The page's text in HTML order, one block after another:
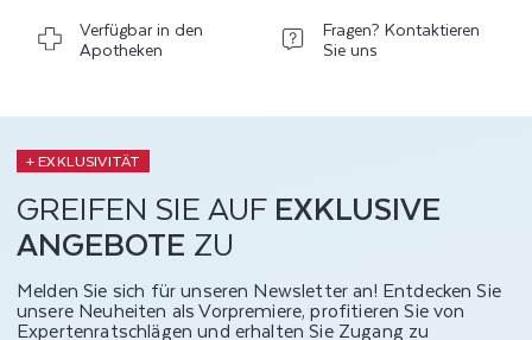
Verfügbar in den
Apotheken
Fragen? Kontaktieren
Sie uns
+ EXKLUSIVITÄT
GREIFEN SIE AUFEXKLUSIVE
ANGEBOTE ZU
Melden Sie sich für unseren Newsletter an! Entdecken Sie
unsere Neuheiten als Vorpremiere, profitieren Sie von
Expertenratschlägen und erhalten Sie Zugang zu